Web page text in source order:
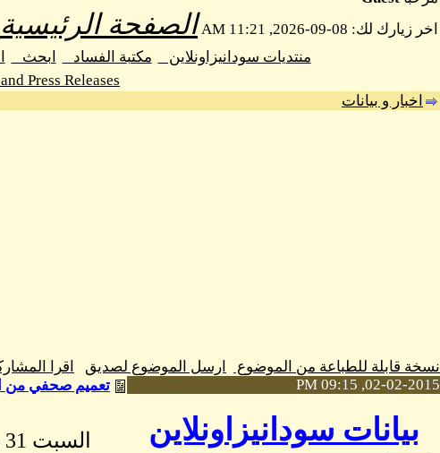
اخر زيارك لك: 08-09-2026, 11:21 AM
الصفحة الرئيسية
منتديات سودانيزاونلاين مكتبة الفساد ابحث
Press Releases
اخبار و بيانات
نسخة قابلة للطباعة من الموضوع ارسل الموضوع لصديق اقرا
02-02-2015, 09:15 PM
بيانات سودانيزاونلاين
تعميم صحفي من